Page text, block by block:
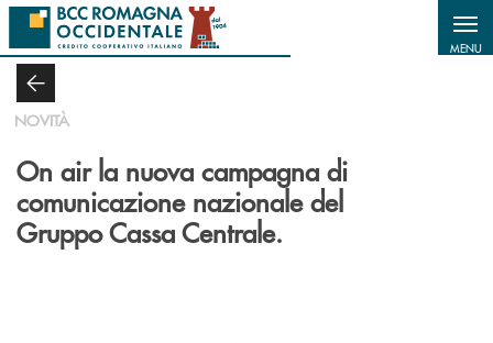
Salta al contenuto principale
MENU
NOVITÀ
On air la nuova campagna di
comunicazione nazionale del
Gruppo Cassa Centrale.